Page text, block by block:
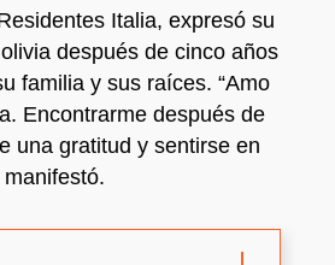
Italia, expresó su
después de cinco años
familia y sus raíces. “Amo
Encontrarme después de
una gratitud y sentirse en